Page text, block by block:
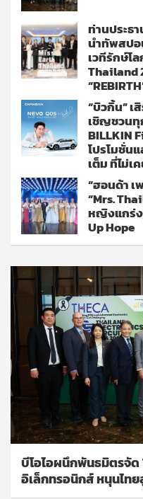
ท่านประธ
นำทัพสปอ
เวทีรักษ์โ
Thailand
“บิวกิ้น”
เชิญชวนทุ
BILLKIN
โปรโมชั่น
เต็ม ที่ไม่เ
“ฮอนด้า
“Mrs.
หญิงแกร่ง
Up Hope
บีโอไอผนึกพันธมิตรจัด
อิเล็กทรอนิกส์ หนุนไท